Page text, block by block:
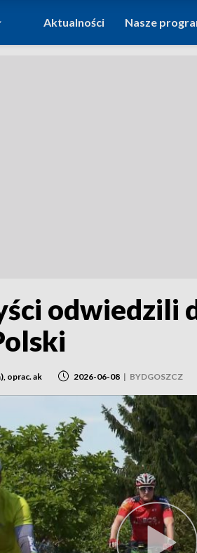
DO
Aktualności Nasze
odwiedzili
oprac. ak 2026-06-08 | BYDGOSZCZ